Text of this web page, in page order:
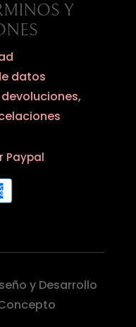
Y
datos
Paypal
y Desarrollo